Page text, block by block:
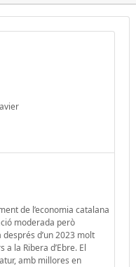
de l’economia catalana
moderada però
d’un 2023 molt
la Ribera d’Ebre. El
amb millores en